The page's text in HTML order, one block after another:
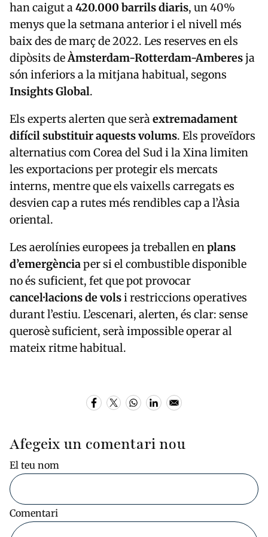
han caigut a420.000 barrils diaris, un 40%
menys que la setmana anterior i el nivell més
baix des de març de 2022. Les reserves en els
dipòsits deÀmsterdam-Rotterdam-Amberesja
són inferiors a la mitjana habitual, segons
Insights Global.
Els experts alerten que seràextremadament
difícil substituir aquests volums. Els proveïdors
alternatius com Corea del Sud i la Xina limiten
les exportacions per protegir els mercats
interns, mentre que els vaixells carregats es
desvien cap a rutes més rendibles cap a l’Àsia
oriental.
Les aerolínies europees ja treballen enplans
d’emergènciaper si el combustible disponible
no és suficient, fet que pot provocar
cancel·lacions de volsi restriccions operatives
durant l’estiu. L’escenari, alerten, és clar: sense
querosè suficient, serà impossible operar al
mateix ritme habitual.
Afegeix un comentari nou
El teu nom
Comentari